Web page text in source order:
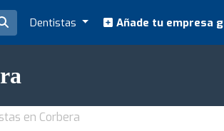
Dentistas Añade tu empresa
en Corbera